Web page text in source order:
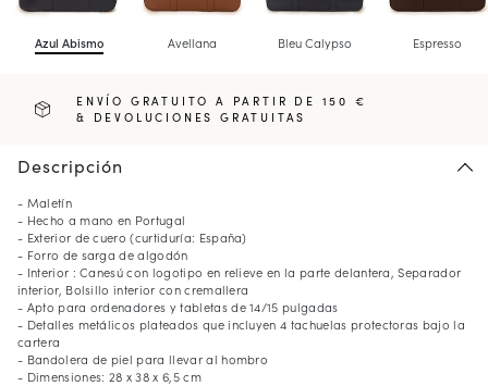
Azul Abismo Avellana Bleu Calypso Espresso
ENVÍO GRATUITO A PARTIR DE 150 €
& DEVOLUCIONES GRATUITAS
Descripción
- Maletín
- Hecho a mano en Portugal
- Exterior de cuero (curtiduría: España)
- Forro de sarga de algodón
- Interior : Canesú con logotipo en relieve en la parte delantera, Separador
interior, Bolsillo interior con cremallera
- Apto para ordenadores y tabletas de 14/15 pulgadas
- Detalles metálicos plateados que incluyen 4 tachuelas protectoras bajo la
cartera
- Bandolera de piel para llevar al hombro
- Dimensiones: 28 x 38 x 6,5 cm